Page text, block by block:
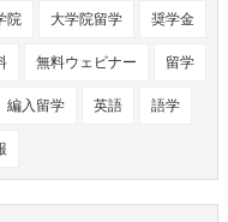
院 大学院留学 奨学金
無料ウェビナー 留学
編入留学 英語 語学